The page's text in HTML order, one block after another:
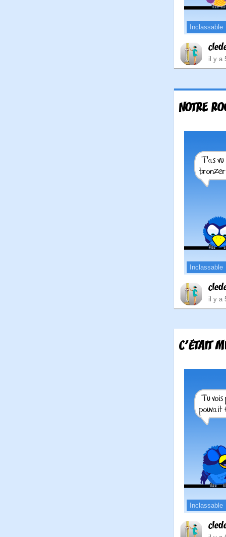
Inclassable
il y a
NOTRE
Inclassable
il y a
C'ÉTAIT
Inclassable